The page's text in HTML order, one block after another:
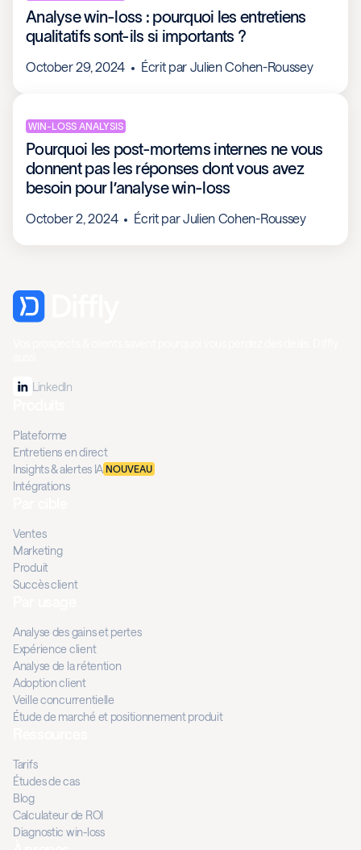
Analyse win-loss : pourquoi les entretiens
qualitatifs sont-ils si importants ?
October 29, 2024 Écrit par Julien Cohen-Roussey
WIN-LOSS ANALYSIS
Pourquoi les post-mortems internes ne vous
donnent pas les réponses dont vous avez
besoin pour l’analyse win-loss
October 2, 2024 Écrit parJulien Cohen-Roussey
LinkedIn
Plateforme
Entretiens en direct
Insights & alertes IA NOUVEAU
Intégrations
Ventes
Marketing
Produit
Succès client
Analyse des gains et pertes
Expérience client
Analyse de la rétention
Adoption client
Veille concurrentielle
Étude de marché et positionnement produit
Tarifs
Études de cas
Blog
Calculateur de ROI
Diagnostic win-loss